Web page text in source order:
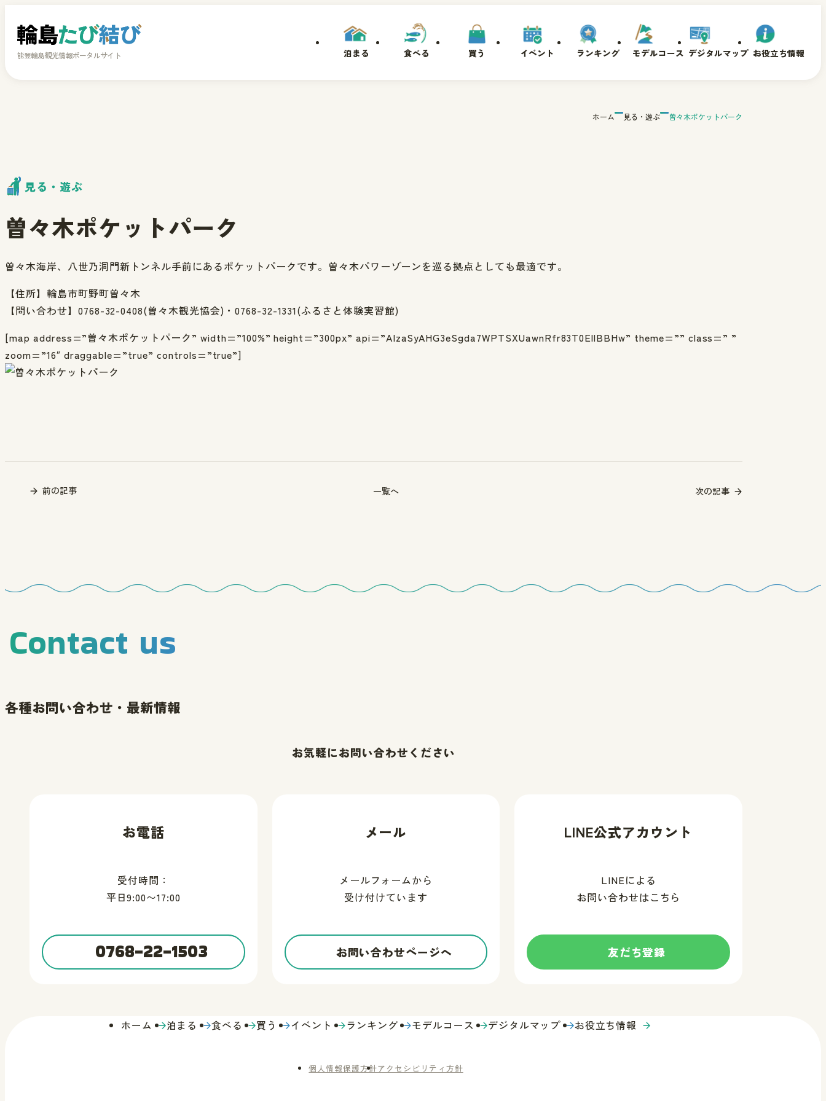
能登輪島観光情報ポータルサイト 泊まる 食べる 買う イベント ランキング モデルコース デジタルマップ お役立ち情報
ホーム 見る・遊ぶ 曽々木ポケットパーク
見る・遊ぶ
曽々木ポケットパーク
曽々木海岸、八世乃洞門新トンネル手前にあるポケットパークです。曽々木パワーゾーンを巡る拠点としても最適です。
【住所】輪島市町野町曽々木
【問い合わせ】0768-32-0408(曽々木観光協会)・0768-32-1331(ふるさと体験実習館)
[map address=”曽々木ポケットパーク” width=”100%” height=”300px” api=”AIzaSyAHG3eSgda7WPTSXUawnRfr83T0EllBBHw” theme=”” class=” ”
zoom=”16″ draggable=”true” controls=”true”]
前の記事 一覧へ 次の記事
Contact us
各種お問い合わせ・最新情報
お気軽にお問い合わせください
お電話
受付時間：
平日9:00〜17:00
0768-22-1503
メール
メールフォームから
受け付けています
お問い合わせページへ
LINE公式アカウント
LINEによる
お問い合わせはこちら
友だち登録
す
る
ホーム 泊まる 食べる 買う イベント ランキング モデルコース デジタルマップ お役立ち情報
個人情報保護方針アクセシビリティ方針